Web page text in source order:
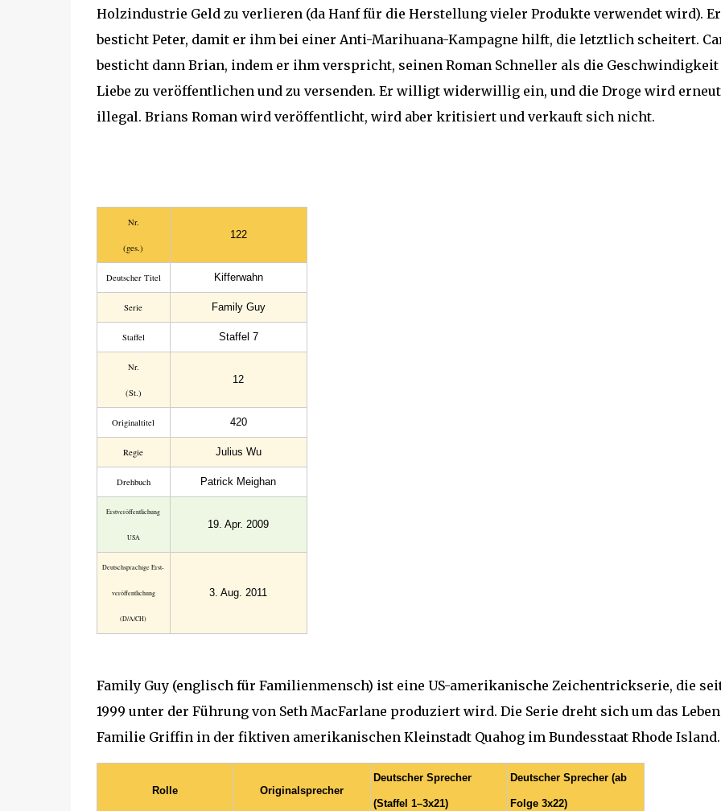
Holzindustrie Geld zu verlieren (da Hanf für die Herstellung vieler Produkte verwendet wird). Er
besticht Peter, damit er ihm bei einer Anti-Marihuana-Kampagne hilft, die letztlich scheitert.
besticht dann Brian, indem er ihm verspricht, seinen Roman Schneller als die Geschwindigkeit
Liebe zu veröffentlichen und zu versenden. Er willigt widerwillig ein, und die Droge wird erneut
illegal. Brians Roman wird veröffentlicht, wird aber kritisiert und verkauft sich nicht.
Nr.
(ges.)
122
Deutscher Titel Kifferwahn
Serie Family Guy
Staffel Staffel 7
Nr.
(St.)
12
Original­titel 420
Regie Julius Wu
Drehbuch Patrick Meighan
Erst­veröffent­lichung
USA
19. Apr. 2009
Deutsch­sprachige Erst­
veröffent­lichung
(D/A/CH)
3. Aug. 2011
Family Guy (englisch für Familienmensch) ist eine US-amerikanische Zeichentrickserie, die
1999 unter der Führung von Seth MacFarlane produziert wird. Die Serie dreht sich um das
Familie Griffin in der fiktiven amerikanischen Kleinstadt Quahog im Bundesstaat Rhode Island.
Rolle Originalsprecher
Deutscher Sprecher
(Staffel 1–3x21)
Deutscher Sprecher (ab
Folge 3x22)